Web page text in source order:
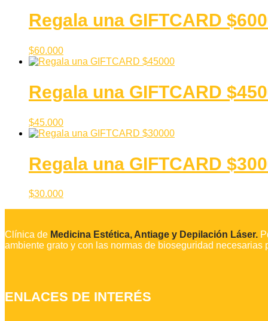
Regala una GIFTCARD
$60.000
Regala una GIFTCARD
$45.000
Regala una GIFTCARD
$30.000
Clínica de Medicina Estética, Antiage y Depilación Láser.
ambiente grato y con las normas de bioseguridad necesarias
ENLACES DE INTERÉS